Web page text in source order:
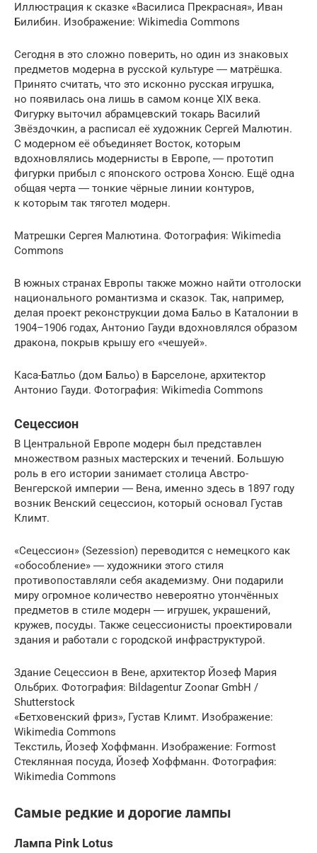
Иллюстрация к сказке «Василиса Прекрасная», Иван
Билибин. Изображение: Wikimedia Commons
Сегодня в это сложно поверить, но один из знаковых
предметов модерна в русской культуре ― матрёшка.
Принято считать, что это исконно русская игрушка,
но появилась она лишь в самом конце XIX века.
Фигурку выточил абрамцевский токарь Василий
Звёздочкин, а расписал её художник Сергей Малютин.
С модерном её объединяет Восток, которым
вдохновлялись модернисты в Европе, ― прототип
фигурки прибыл с японского острова Хонсю. Ещё одна
общая черта ― тонкие чёрные линии контуров,
к которым так тяготел модерн.
Матрешки Сергея Малютина. Фотография: Wikimedia
Commons
В южных странах Европы также можно найти отголоски
национального романтизма и сказок. Так, например,
делая проект реконструкции дома Бальо в Каталонии в
1904–1906 годах, Антонио Гауди вдохновлялся образом
дракона, покрыв крышу его «чешуей».
Каса-Батльо (дом Бальо) в Барселоне, архитектор
Антонио Гауди. Фотография: Wikimedia Commons
Сецессион
В Центральной Европе модерн был представлен
множеством разных мастерских и течений. Большую
роль в его истории занимает столица Австро-
Венгерской империи ― Вена, именно здесь в 1897 году
возник Венский сецессион, который основал Густав
Климт.
«Сецессион» (Sezession) переводится с немецкого как
«обособление» ― художники этого стиля
противопоставляли себя академизму. Они подарили
миру огромное количество невероятно утончённых
предметов в стиле модерн ― игрушек, украшений,
кружев, посуды. Также сецессионисты проектировали
здания и работали с городской инфраструктурой.
Здание Сецессион в Вене, архитектор Йозеф Мария
Ольбрих. Фотография: Bildagentur Zoonar GmbH /
Shutterstock
«Бетховенский фриз», Густав Климт. Изображение:
Wikimedia Commons
Текстиль, Йозеф Хоффманн. Изображение: Formost
Стеклянная посуда, Йозеф Хоффманн. Фотография:
Wikimedia Commons
Самые редкие и дорогие лампы
Лампа Pink Lotus